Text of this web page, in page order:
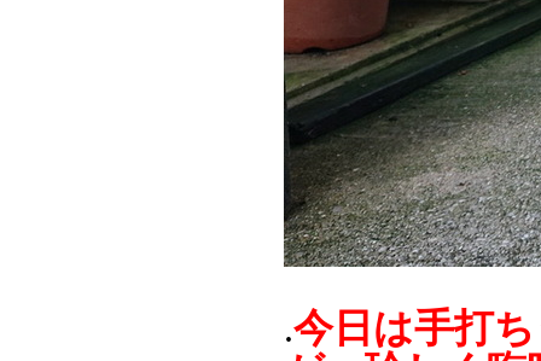
.今日は手打